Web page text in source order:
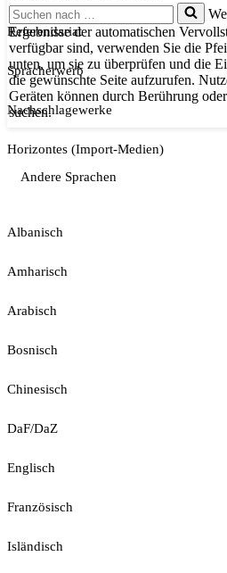
Suchen
nach …
Ergebnisse der automatischen
verfügbar sind, verwenden Sie die
unten, um sie zu überprüfen und die
die gewünschte Seite aufzurufen.
Geräten können durch Berührung
suchen.
Referendariat
Spracherwerb
Nachschlagewerke
Horizontes (Import-Medien)
Andere Sprachen
Albanisch
Amharisch
Arabisch
Bosnisch
Chinesisch
DaF/DaZ
Englisch
Französisch
Isländisch